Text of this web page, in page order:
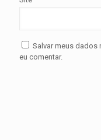
Salvar meus dados
eu comentar.